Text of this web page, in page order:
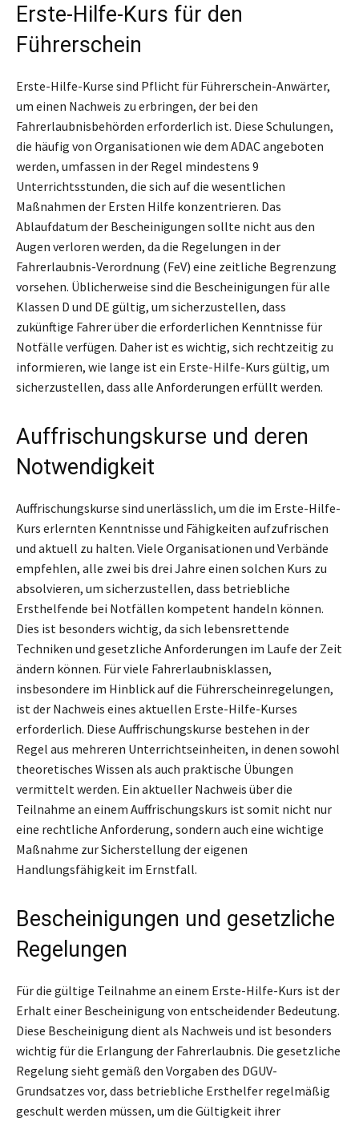
Erste-Hilfe-Kurs für den
Führerschein
Erste-Hilfe-Kurse sind Pflicht für Führerschein-Anwärter,
um einen Nachweis zu erbringen, der bei den
Fahrerlaubnisbehörden erforderlich ist. Diese Schulungen,
die häufig von Organisationen wie dem ADAC angeboten
werden, umfassen in der Regel mindestens 9
Unterrichtsstunden, die sich auf die wesentlichen
Maßnahmen der Ersten Hilfe konzentrieren. Das
Ablaufdatum der Bescheinigungen sollte nicht aus den
Augen verloren werden, da die Regelungen in der
Fahrerlaubnis-Verordnung (FeV) eine zeitliche Begrenzung
vorsehen. Üblicherweise sind die Bescheinigungen für alle
Klassen D und DE gültig, um sicherzustellen, dass
zukünftige Fahrer über die erforderlichen Kenntnisse für
Notfälle verfügen. Daher ist es wichtig, sich rechtzeitig zu
informieren, wie lange ist ein Erste-Hilfe-Kurs gültig, um
sicherzustellen, dass alle Anforderungen erfüllt werden.
Auffrischungskurse und deren
Notwendigkeit
Auffrischungskurse sind unerlässlich, um die im Erste-Hilfe-
Kurs erlernten Kenntnisse und Fähigkeiten aufzufrischen
und aktuell zu halten. Viele Organisationen und Verbände
empfehlen, alle zwei bis drei Jahre einen solchen Kurs zu
absolvieren, um sicherzustellen, dass betriebliche
Ersthelfende bei Notfällen kompetent handeln können.
Dies ist besonders wichtig, da sich lebensrettende
Techniken und gesetzliche Anforderungen im Laufe der Zeit
ändern können. Für viele Fahrerlaubnisklassen,
insbesondere im Hinblick auf die Führerscheinregelungen,
ist der Nachweis eines aktuellen Erste-Hilfe-Kurses
erforderlich. Diese Auffrischungskurse bestehen in der
Regel aus mehreren Unterrichtseinheiten, in denen sowohl
theoretisches Wissen als auch praktische Übungen
vermittelt werden. Ein aktueller Nachweis über die
Teilnahme an einem Auffrischungskurs ist somit nicht nur
eine rechtliche Anforderung, sondern auch eine wichtige
Maßnahme zur Sicherstellung der eigenen
Handlungsfähigkeit im Ernstfall.
Bescheinigungen und gesetzliche
Regelungen
Für die gültige Teilnahme an einem Erste-Hilfe-Kurs ist der
Erhalt einer Bescheinigung von entscheidender Bedeutung.
Diese Bescheinigung dient als Nachweis und ist besonders
wichtig für die Erlangung der Fahrerlaubnis. Die gesetzliche
Regelung sieht gemäß den Vorgaben des DGUV-
Grundsatzes vor, dass betriebliche Ersthelfer regelmäßig
geschult werden müssen, um die Gültigkeit ihrer